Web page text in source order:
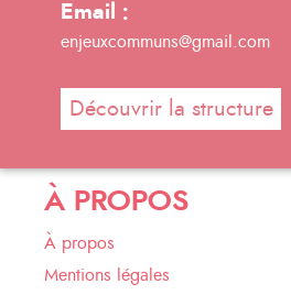
Email :
enjeuxcommuns@gmail.com
Découvrir la structure
À PROPOS
À propos
Mentions légales